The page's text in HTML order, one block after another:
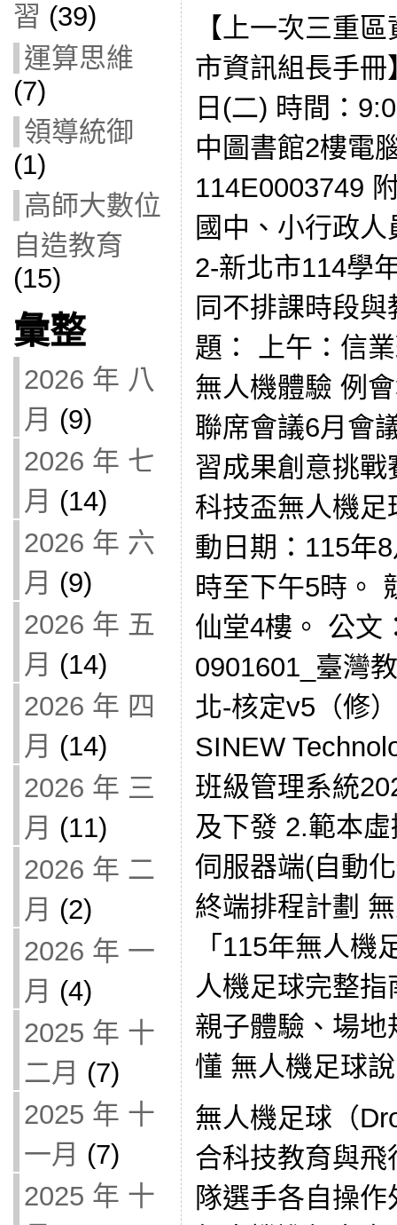
習 (39)
運算思維
(7)
領導統御
(1)
高師大數位
自造教育
(15)
彙整
2026 年 八
月 (9)
2026 年 七
月 (14)
2026 年 六
月 (9)
2026 年 五
月 (14)
2026 年 四
月 (14)
2026 年 三
月 (11)
2026 年 二
月 (2)
2026 年 一
月 (4)
2025 年 十
二月 (7)
2025 年 十
一月 (7)
2025 年 十
【上一次三重
市資訊組長手
日(二) 時間：
中圖書館2樓電
114E0003749
國中、小行政
2-新北市114學
同不排課時段
題： 上午：信
無人機體驗 例
聯席會議6月會
習成果創意挑
科技盃無人機
動日期：115年
時至下午5時。
仙堂4樓。 公文
0901601_臺灣
北-核定v5（修
SINEW
班級管理系統
及下發 2.範本
伺服器端(自動
終端排程計劃
「115年無人
人機足球完整
親子體驗、場
懂 無人機足球
無人機足球（
合科技教育與
隊選手各自操